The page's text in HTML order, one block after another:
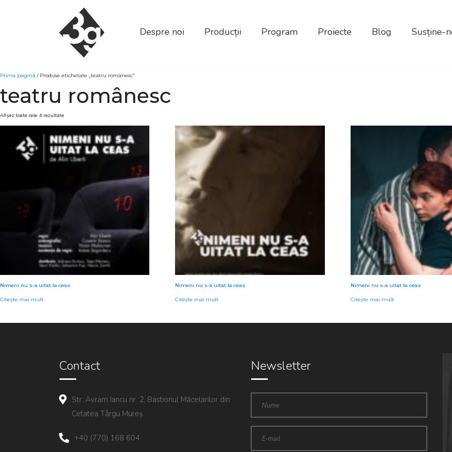
Despre noi Producții Program Proiecte Blog Susține-
Prima pagină / Produse etichetate „teatru românesc”
teatru românesc
Afișez toate cele 4 rezultate
Nimeni nu s-a uitat la ceas
Citește mai mult
Nimeni nu s-a uitat la ceas
Citește mai mult
Nimeni nu s-a uitat la ceas
Citește mai mult
Contact
Str. Avram Iancu nr. 2, Bastionul Măcelarilor din
Cetatea Târgu Mureș.
+40 (770) 168 604
Newsletter